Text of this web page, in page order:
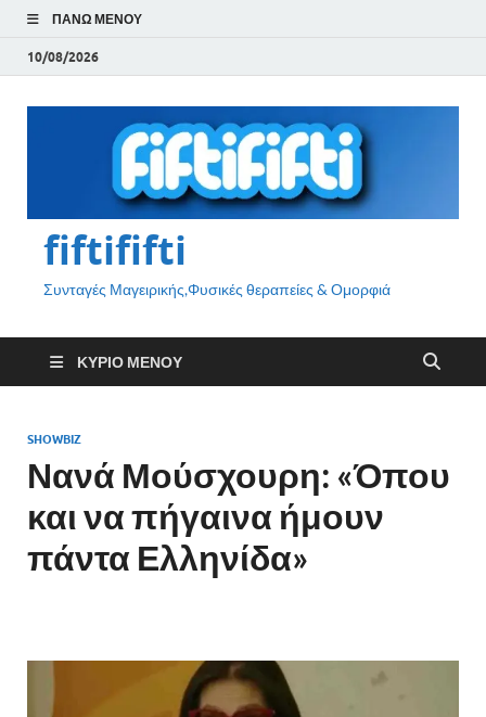
ΠΆΝΩ ΜΕΝΟΎ
10/08/2026
fiftififti
Συνταγές Μαγειρικής,Φυσικές θεραπείες & Ομορφιά
ΚΎΡΙΟ ΜΕΝΟΎ
SHOWBIZ
Νανά Μούσχουρη: «Όπου
και να πήγαινα ήμουν
πάντα Ελληνίδα»